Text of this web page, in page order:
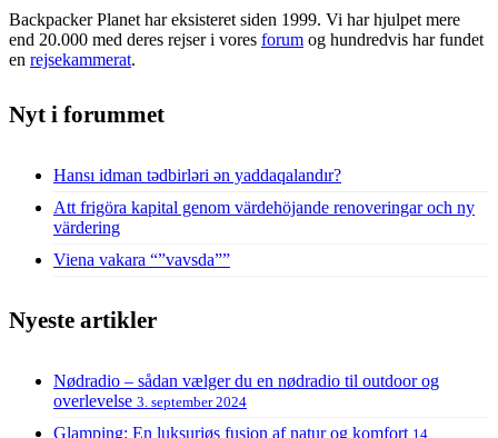
Backpacker Planet har eksisteret siden 1999. Vi har hjulpet mere
end 20.000 med deres rejser i vores forum og hundredvis har fundet
en rejsekammerat.
Nyt i forummet
Hansı idman tədbirləri ən yaddaqalandır?
Att frigöra kapital genom värdehöjande renoveringar och ny
värdering
Viena vakara “”vavsda””
Nyeste artikler
Nødradio – sådan vælger du en nødradio til outdoor og
overlevelse 3. september 2024
Glamping: En luksuriøs fusion af natur og komfort 14.